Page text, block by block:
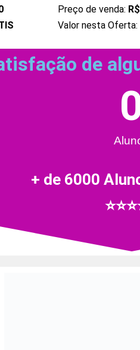
Preço de venda:
Valor nesta Oferta:
de
+ de 6000